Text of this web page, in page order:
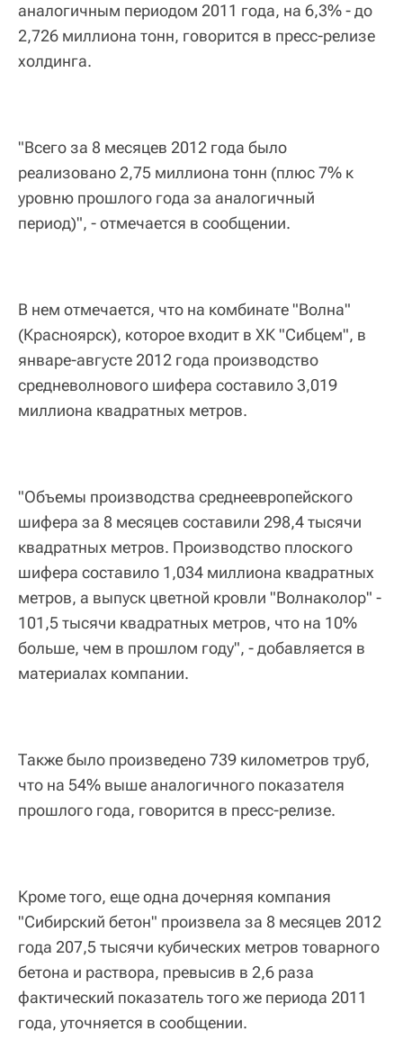
аналогичным периодом 2011 года, на 6,3% - до
2,726 миллиона тонн, говорится в пресс-релизе
холдинга.
"Всего за 8 месяцев 2012 года было
реализовано 2,75 миллиона тонн (плюс 7% к
уровню прошлого года за аналогичный
период)", - отмечается в сообщении.
В нем отмечается, что на комбинате "Волна"
(Красноярск), которое входит в ХК "Сибцем", в
январе-августе 2012 года производство
средневолнового шифера составило 3,019
миллиона квадратных метров.
"Объемы производства среднеевропейского
шифера за 8 месяцев составили 298,4 тысячи
квадратных метров. Производство плоского
шифера составило 1,034 миллиона квадратных
метров, а выпуск цветной кровли "Волнаколор" -
101,5 тысячи квадратных метров, что на 10%
больше, чем в прошлом году", - добавляется в
материалах компании.
Также было произведено 739 километров труб,
что на 54% выше аналогичного показателя
прошлого года, говорится в пресс-релизе.
Кроме того, еще одна дочерняя компания
"Сибирский бетон" произвела за 8 месяцев 2012
года 207,5 тысячи кубических метров товарного
бетона и раствора, превысив в 2,6 раза
фактический показатель того же периода 2011
года, уточняется в сообщении.